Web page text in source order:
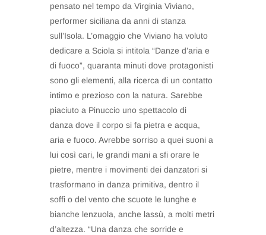
pensato nel tempo da Virginia Viviano,
performer siciliana da anni di stanza
sull’Isola. L’omaggio che Viviano ha voluto
dedicare a Sciola si intitola “Danze d’aria e
di fuoco”, quaranta minuti dove protagonisti
sono gli elementi, alla ricerca di un contatto
intimo e prezioso con la natura. Sarebbe
piaciuto a Pinuccio uno spettacolo di
danza dove il corpo si fa pietra e acqua,
aria e fuoco. Avrebbe sorriso a quei suoni a
lui così cari, le grandi mani a sfi orare le
pietre, mentre i movimenti dei danzatori si
trasformano in danza primitiva, dentro il
soffi o del vento che scuote le lunghe e
bianche lenzuola, anche lassù, a molti metri
d’altezza. “Una danza che sorride e